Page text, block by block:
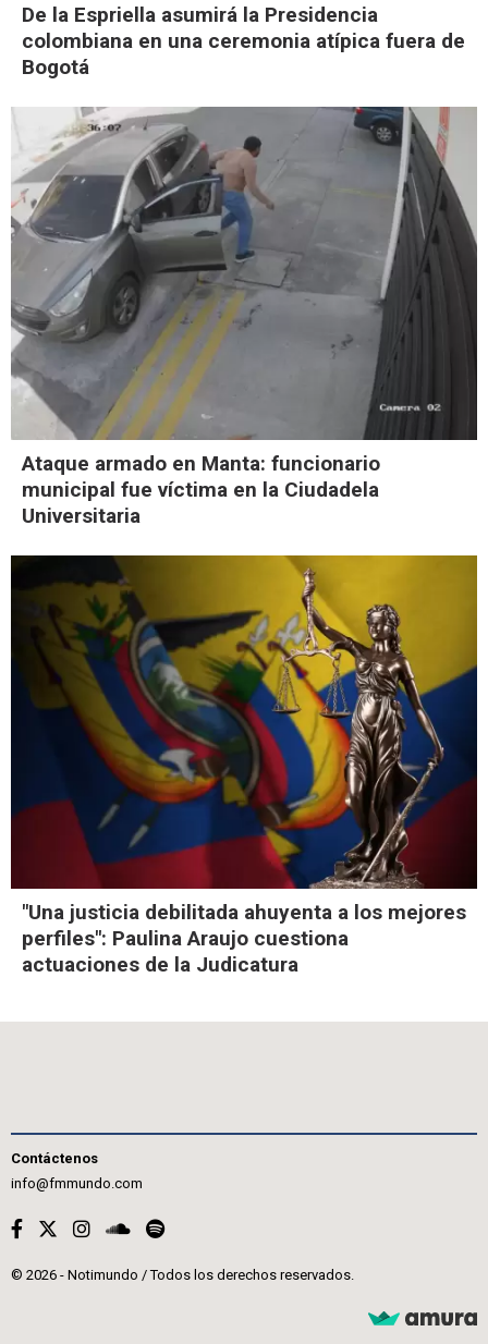
De la Espriella asumirá la Presidencia
colombiana en una ceremonia atípica fuera de
Bogotá
Ataque armado en Manta: funcionario
municipal fue víctima en la Ciudadela
Universitaria
"Una justicia debilitada ahuyenta a los mejores
perfiles": Paulina Araujo cuestiona
actuaciones de la Judicatura
Contáctenos
info@fmmundo.com
© 2026 - Notimundo / Todos los derechos reservados.